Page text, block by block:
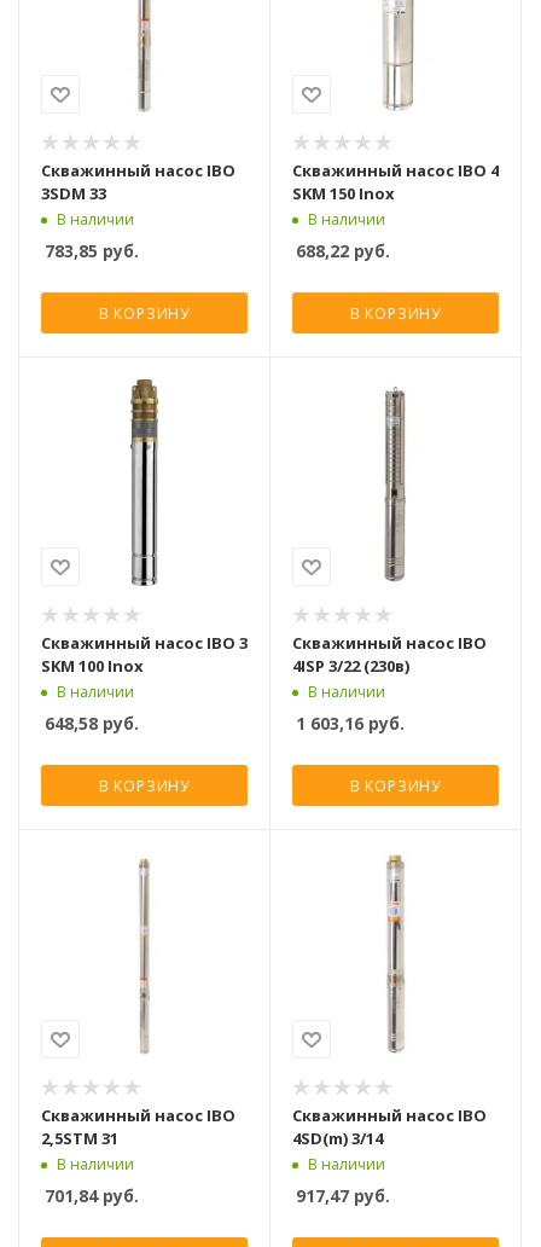
Скважинный насос IBO
3SDM 33
В наличии
783,85 руб.
В КОРЗИНУ
Скважинный насос IBO 4
SKM 150 Inox
В наличии
688,22 руб.
В КОРЗИНУ
Скважинный насос IBO 3
SKM 100 Inox
В наличии
648,58 руб.
В КОРЗИНУ
Скважинный насос IBO
4ISP 3/22 (230в)
В наличии
1 603,16 руб.
В КОРЗИНУ
Скважинный насос IBO
2,5STM 31
В наличии
701,84руб.
Скважинный насос IBO
4SD(m) 3/14
В наличии
917,47 руб.